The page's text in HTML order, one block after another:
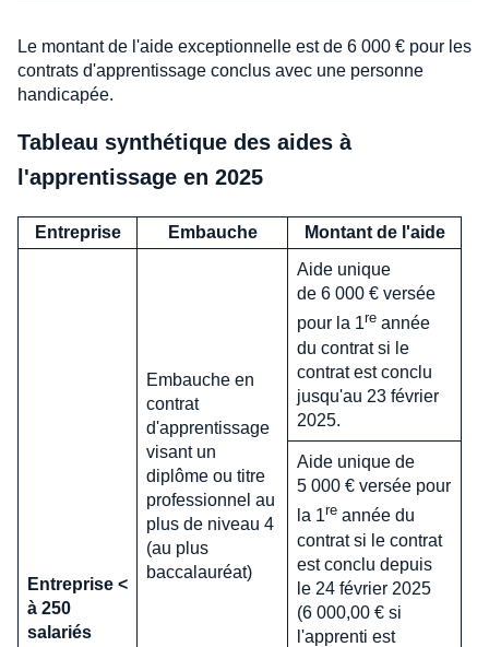
Le montant de l'aide exceptionnelle est de 6 000 € pour les
contrats d'apprentissage conclus avec une personne
handicapée.
Tableau synthétique des aides à
l'apprentissage en 2025
Entreprise Embauche Montant de l'aide
Entreprise <
à 250
salariés
Embauche en
contrat
d'apprentissage
visant un
diplôme ou titre
professionnel au
plus de niveau 4
(au plus
baccalauréat)
Aide unique
de 6 000 € versée
pour la 1re année
du contrat si le
contrat est conclu
jusqu'au 23 février
2025.
Aide unique de
5 000 € versée pour
la 1re année du
contrat si le contrat
est conclu depuis
le 24 février 2025
(6 000,00 € si
l'apprenti est